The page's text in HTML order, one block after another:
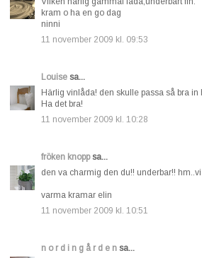
kram o ha en go dag
ninni
11 november 2009 kl. 09:53
Louise sa...
Härlig vinlåda! den skulle passa så bra
Ha det bra!
11 november 2009 kl. 10:28
fröken knoppsa...
den va charmig den du!! underbar!!
varma kramar elin
11 november 2009 kl. 10:51
n o r d i n g å r d e n sa...